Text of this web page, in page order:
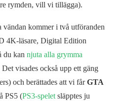
rymden, vill vi tillägga).
kommer i två utföranden
4K-läsare, Digital Edition
du kan njuta alla grymma
visades också upp ett gäng
och berättades att vi fårGTA
PS5 (PS3-spelet släpptes ju